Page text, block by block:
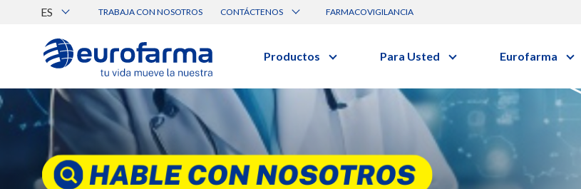
ES TRABAJA CON NOSOTROS CONTÁCTENOS
Canal de Ética Eurofarma
FARMACOVIGILANCIA
Productos
BUSCAR PRODUCTOS
Búsqueda por nombre, principio activo o clase terapéutica.
Ver todos los productos
Para Usted
Artículos
Diccionario de Salud
Eurofarma
Actuación
Trabaje Con Nosotros
Certificaciones
Comunicados
Premios y Reconocimientos